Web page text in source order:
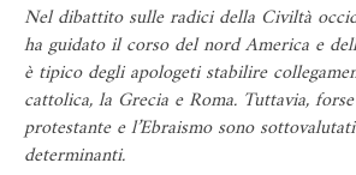
Nel dibattito sulle radici della Civiltà
ha guidato il corso del nord America e
è tipico degli apologeti stabilire
cattolica, la Grecia e Roma. Tuttavia,
protestante e l’Ebraismo sono
determinanti.